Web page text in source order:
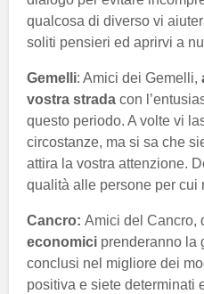
qualcosa di diverso vi
soliti pensieri ed aprirvi a
Gemelli: Amici dei Gemelli,
vostra strada con
questo periodo. A volte vi
circostanze, ma si sa che
attira la vostra attenzione.
qualità alle persone per cui
Cancro: Amici del Cancro,
economici prenderanno la
conclusi nel migliore dei
positiva e siete determinati